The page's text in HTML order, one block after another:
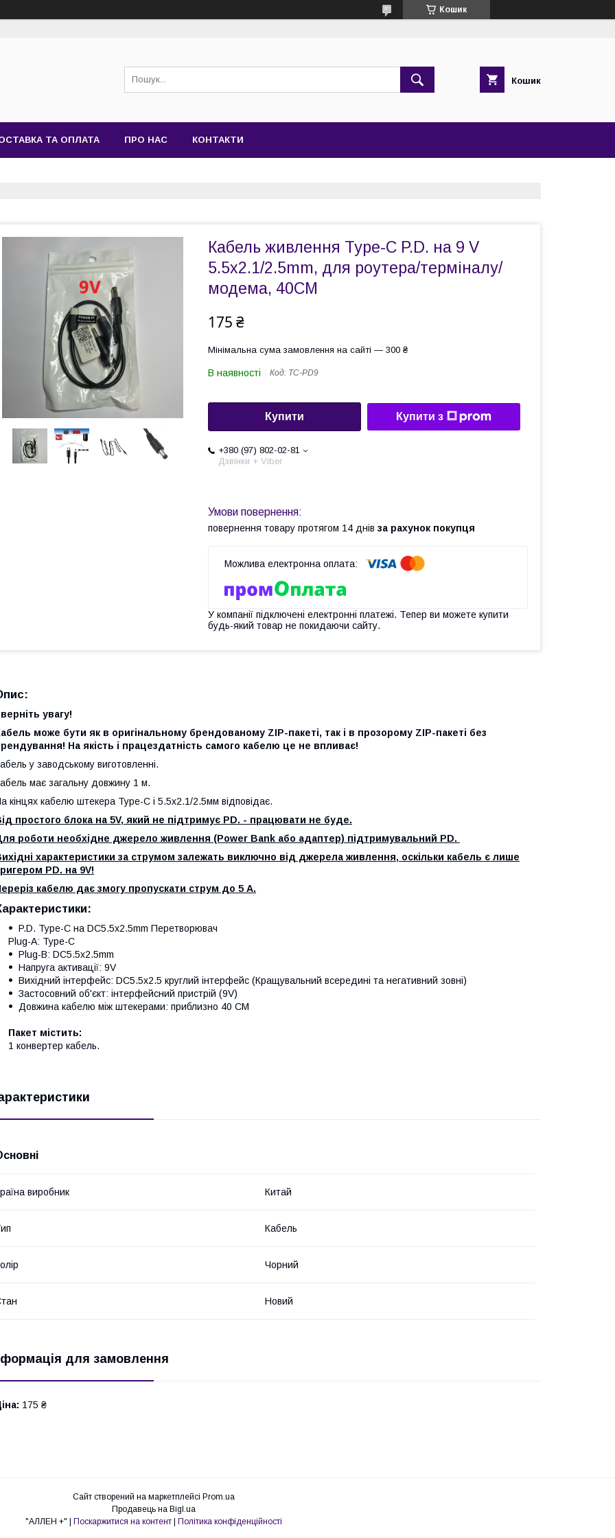
Кошик
Кошик
ТА ОПЛАТА ПРО НАС КОНТАКТИ
Кабель живлення Type-C P.D. на 9 V
5.5x2.1/2.5mm, для роутера/терміналу/
модема, 40СМ
175 ₴
Мінімальна сума замовлення на сайті — 300 ₴
В наявності Код: TC-PD9
Купити Купити з
+380 (97) 802-02-81
Дзвінки + Viber
повернення товару протягом 14 днів за рахунок покупця
У компанії підключені електронні платежі. Тепер ви можете купити
будь-який товар не покидаючи сайту.
увагу!
може бути як в оригінальному брендованому ZIP-пакеті, так і в прозорому ZIP-пакеті без
На якість і працездатність самого кабелю це не впливає!
у заводському виготовленні.
має загальну довжину 1 м.
кінцях кабелю штекера Type-C і 5.5x2.1/2.5мм відповідає.
простого блока на 5V, який не підтримує PD. - працювати не буде.
роботи необхідне джерело живлення (Power Bank або адаптер) підтримувальний PD.
характеристики за струмом залежать виключно від джерела живлення, оскільки кабель є лише
PD. на 9V!
кабелю дає змогу пропускати струм до 5 А.
P.D. Type-C на DC5.5x2.5mm Перетворювач
Plug-A: Type-C
Plug-B: DC5.5x2.5mm
Напруга активації: 9V
Вихідний інтерфейс: DC5.5x2.5 круглий інтерфейс (Кращувальний всередині та негативний зовні)
Застосовний об'єкт: інтерфейсний пристрій (9V)
Довжина кабелю між штекерами: приблизно 40 СМ
Пакет містить:
1 конвертер кабель.
виробник Китай
Кабель
Чорний
Новий
для замовлення
175 ₴
Сайт створений на маркетплейсі Prom.ua
Продавець на Bigl.ua
"АЛЛЕН +" | Поскаржитися на контент | Політика конфіденційності